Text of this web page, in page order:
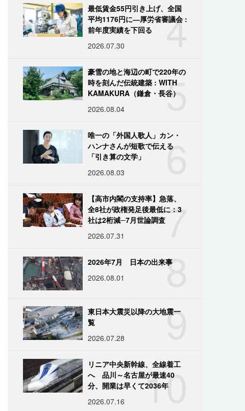
4
最低賃金55円引き上げ、全国
平均1176円に―厚労省審議会 :
前年度実績を下回る
2026.07.30
5
豪雪の地と海辺の町で220年の
時を刻んだ伝統建築 : WITH
KAMAKURA（鎌倉・長谷）
2026.08.04
6
唯一の「外国人歌人」カン・
ハンナさんが短歌で伝える
「引き算の文学」
2026.08.03
7
【高市内閣の支持率】急落、
全8社が政権発足後最低に：3
社は2桁減─7月世論調査
2026.07.31
8
2026年7月 日本の出来事
2026.08.01
9
東日本大震災以降の大地震一
覧
2026.07.28
10
リニア中央新幹線、全線着工
へ 品川～名古屋が最速40
分、開業は早くて2036年
2026.07.16